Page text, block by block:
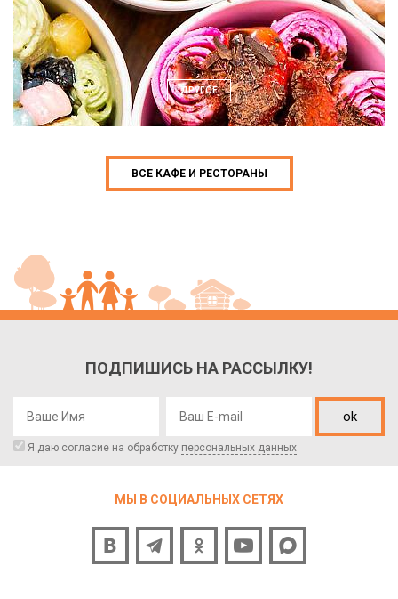
ДРУГОЕ
ВСЕ КАФЕ И РЕСТОРАНЫ
ПОДПИШИСЬ НА РАССЫЛКУ!
ok
Я даю согласие на обработку персональных данных
МЫ В СОЦИАЛЬНЫХ СЕТЯХ